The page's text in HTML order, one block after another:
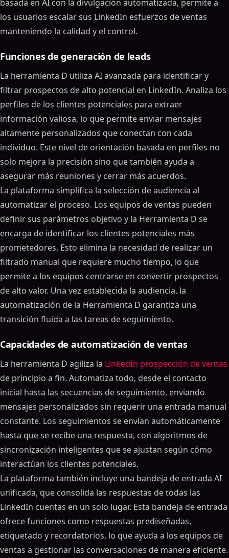
basada en AI con la divulgación automatizada, permite a
los usuarios escalar sus LinkedIn esfuerzos de ventas
manteniendo la calidad y el control.
Funciones de generación de leads
La herramienta D utiliza AI avanzada para identificar y
filtrar prospectos de alto potencial en LinkedIn. Analiza los
perfiles de los clientes potenciales para extraer
información valiosa, lo que permite enviar mensajes
altamente personalizados que conectan con cada
individuo. Este nivel de orientación basada en perfiles no
solo mejora la precisión sino que también ayuda a
asegurar más reuniones y cerrar más acuerdos.
La plataforma simplifica la selección de audiencia al
automatizar el proceso. Los equipos de ventas pueden
definir sus parámetros objetivo y la Herramienta D se
encarga de identificar los clientes potenciales más
prometedores. Esto elimina la necesidad de realizar un
filtrado manual que requiere mucho tiempo, lo que
permite a los equipos centrarse en convertir prospectos
de alto valor. Una vez establecida la audiencia, la
automatización de la Herramienta D garantiza una
transición fluida a las tareas de seguimiento.
Capacidades de automatización de ventas
La herramienta D agiliza la LinkedIn prospección de ventas
de principio a fin. Automatiza todo, desde el contacto
inicial hasta las secuencias de seguimiento, enviando
mensajes personalizados sin requerir una entrada manual
constante. Los seguimientos se envían automáticamente
hasta que se recibe una respuesta, con algoritmos de
sincronización inteligentes que se ajustan según cómo
interactúan los clientes potenciales.
La plataforma también incluye una bandeja de entrada AI
unificada, que consolida las respuestas de todas las
LinkedIn cuentas en un solo lugar. Esta bandeja de entrada
ofrece funciones como respuestas prediseñadas,
etiquetado y recordatorios, lo que ayuda a los equipos de
ventas a gestionar las conversaciones de manera eficiente.